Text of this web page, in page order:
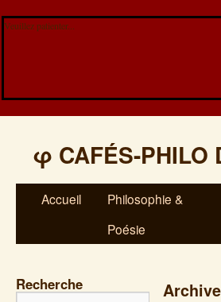
Veuillez patienter...
φ CAFÉS-PHILO
Accueil
Philosophie &
Poésie
Recherche